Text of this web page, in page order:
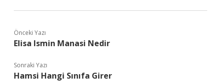
Önceki Yazı
Elisa Ismin Manasi Nedir
Sonraki Yazı
Hamsi Hangi Sınıfa Girer